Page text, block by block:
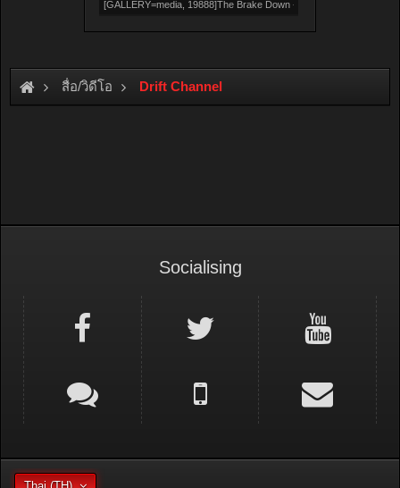
สื่อ/วิดีโอ Drift Channel
Socialising